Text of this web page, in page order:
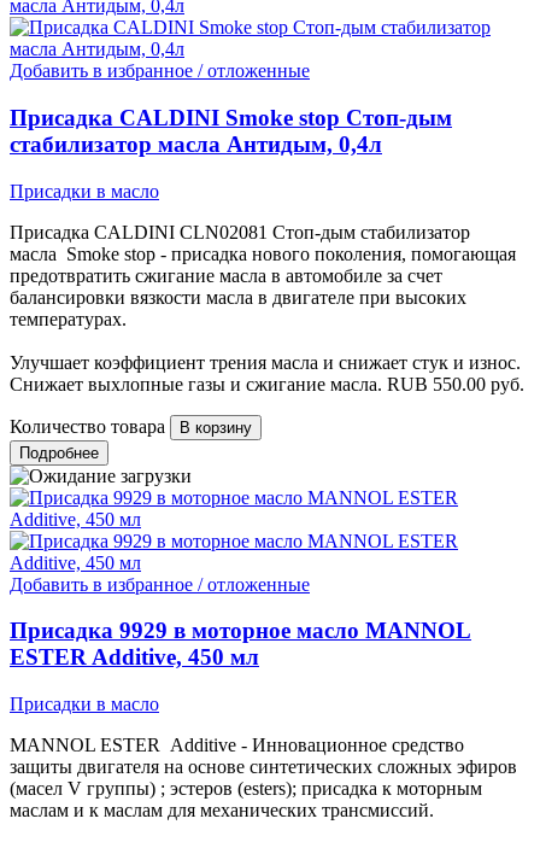
Добавить в избранное / отложенные
Присадка CALDINI Smoke stop Стоп-дым
стабилизатор масла Антидым, 0,4л
Присадки в масло
Присадка CALDINI CLN02081 Стоп-дым стабилизатор
масла Smoke stop - присадка нового поколения, помогающая
предотвратить сжигание масла в автомобиле за счет
балансировки вязкости масла в двигателе при высоких
температурах.
Улучшает коэффициент трения масла и снижает стук и износ.
Снижает выхлопные газы и сжигание масла. RUB 550.00 руб.
Количество товара
Подробнее
Добавить в избранное / отложенные
Присадка 9929 в моторное масло MANNOL
ESTER Additive, 450 мл
Присадки в масло
MANNOL ESTER Additive - Инновационное средство
защиты двигателя на основе синтетических сложных эфиров
(масел V группы) ; эстеров (esters); присадка к моторным
маслам и к маслам для механических трансмиссий.